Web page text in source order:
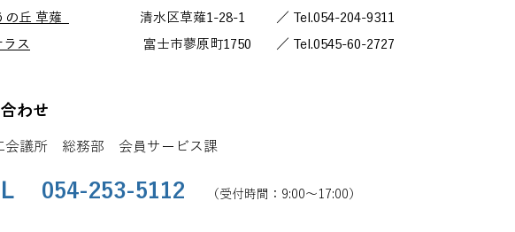
の丘 草薙
清水区草薙1-28-1 ／ Tel.054-204-9311
ラス 富士市蓼原町1750 ／ Tel.0545-60-2727
わせ
会議所 総務部 会員サービス課
Ｌ 054-253-5112 （受付時間：9:00～17:00）